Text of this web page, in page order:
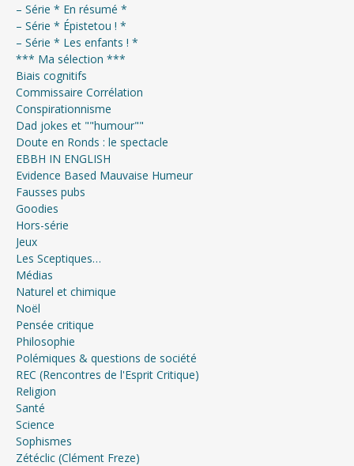
– Série * En résumé *
– Série * Épistetou ! *
– Série * Les enfants ! *
*** Ma sélection ***
Biais cognitifs
Commissaire Corrélation
Conspirationnisme
Dad jokes et ""humour""
Doute en Ronds : le spectacle
EBBH IN ENGLISH
Evidence Based Mauvaise Humeur
Fausses pubs
Goodies
Hors-série
Jeux
Les Sceptiques…
Médias
Naturel et chimique
Noël
Pensée critique
Philosophie
Polémiques & questions de société
REC (Rencontres de l'Esprit Critique)
Religion
Santé
Science
Sophismes
Zétéclic (Clément Freze)